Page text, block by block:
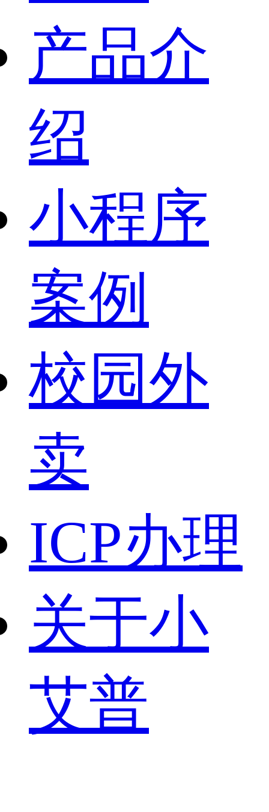
产品介
绍
小程序
案例
校园外
卖
ICP办理
关于小
艾普